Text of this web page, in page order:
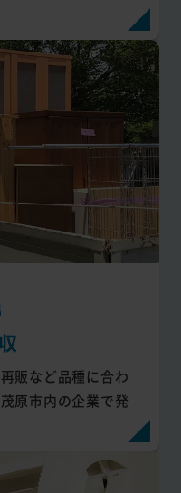
販など品種に合わ
原市内の企業で発